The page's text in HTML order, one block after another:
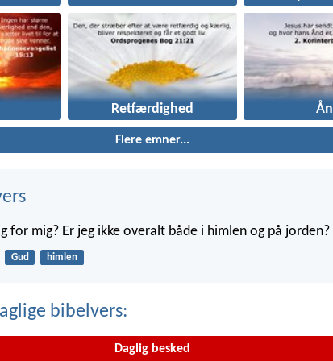
Retfærdighed
Flere emner...
for mig? Er jeg ikke overalt både i himlen og på jorden?
Gud himlen
bibelvers:
Daglig besked